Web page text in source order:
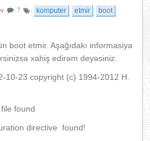
AVADANLIQLAR
XƏBƏRLƏR
: 7 : komputer etmir boot
boot etmir. Aşağıdakı informasiya
xahiş edirəm deyəsiniz.
10-23 copyright (c) 1994-2012 H.
found
directive found!